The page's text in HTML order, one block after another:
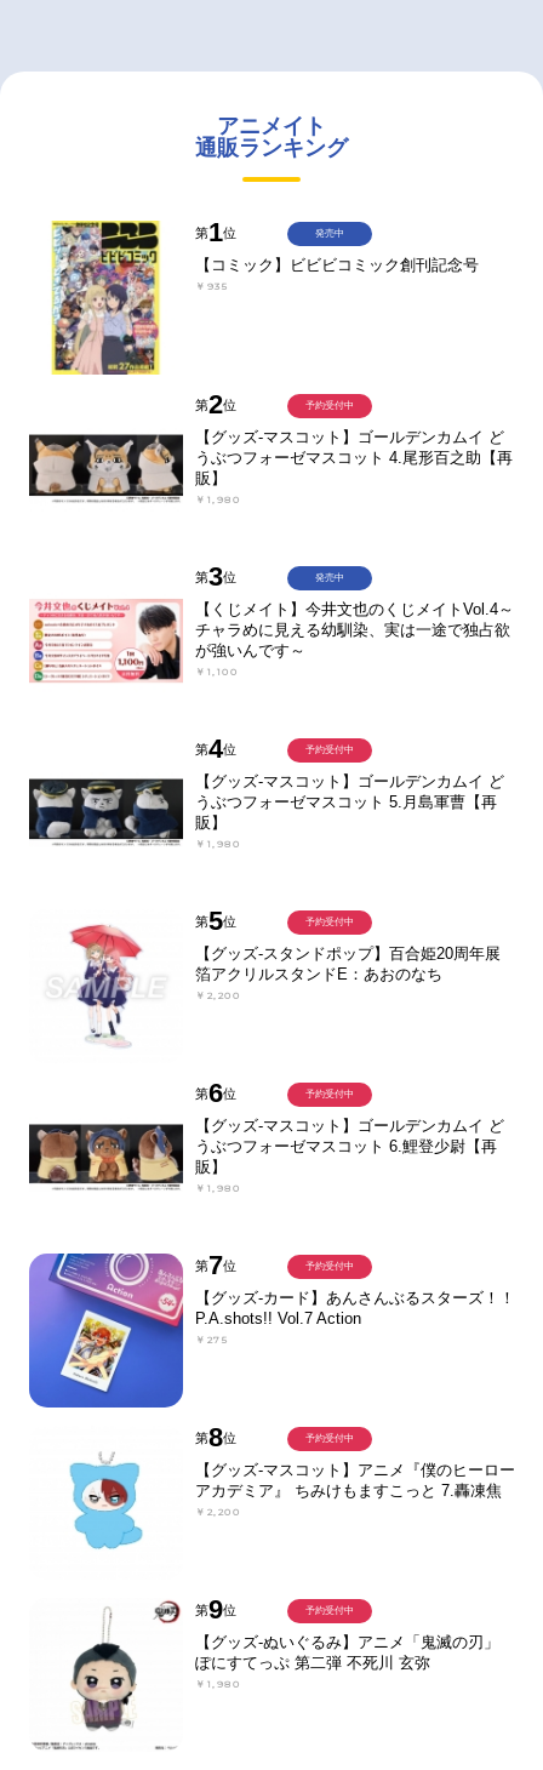
アニメイト
通販ランキング
第1位
【コミック】ビビビコミック創刊記念号
￥935
発売中
第2位
【グッズ-マスコット】ゴールデンカムイ ど
うぶつフォーゼマスコット 4.尾形百之助【再
販】
￥1,980
予約受付中
第3位
【くじメイト】今井文也のくじメイトVol.4～
チャラめに見える幼馴染、実は一途で独占欲
が強いんです～
￥1,100
発売中
第4位
【グッズ-マスコット】ゴールデンカムイ ど
うぶつフォーゼマスコット 5.月島軍曹【再
販】
￥1,980
予約受付中
第5位
【グッズ-スタンドポップ】百合姫20周年展
箔アクリルスタンドE：あおのなち
￥2,200
予約受付中
第6位
【グッズ-マスコット】ゴールデンカムイ ど
うぶつフォーゼマスコット 6.鯉登少尉【再
販】
￥1,980
予約受付中
第7位
【グッズ-カード】あんさんぶるスターズ！！
P.A.shots!! Vol.7 Action
￥275
予約受付中
第8位
【グッズ-マスコット】アニメ『僕のヒーロー
アカデミア』 ちみけもますこっと 7.轟凍焦
￥2,200
予約受付中
第9位
【グッズ-ぬいぐるみ】アニメ「鬼滅の刃」
ぽにすてっぷ 第二弾 不死川 玄弥
￥1,980
予約受付中